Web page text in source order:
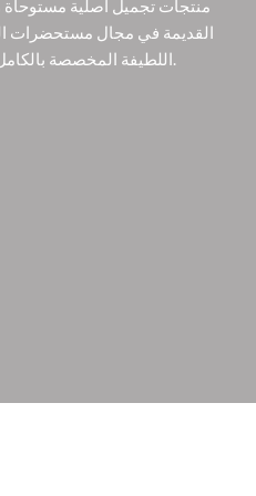
القديمة في مجال مستحضرات
اللطيفة المخصصة بالكامل للعناية بجمالك بأكثر الطرق طبيعية.